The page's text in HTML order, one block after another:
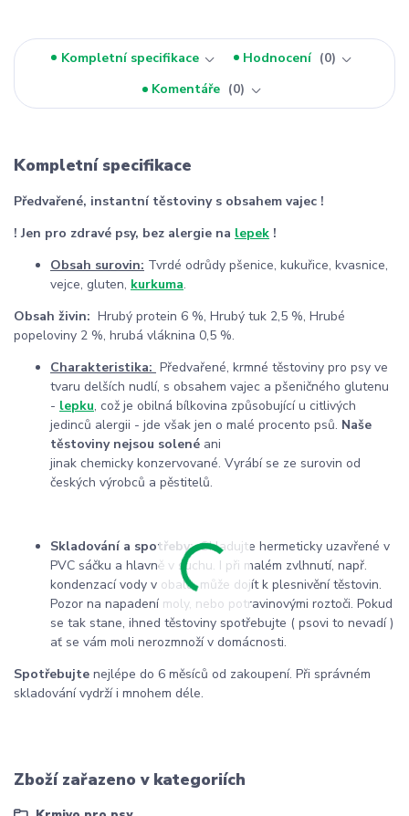
Kompletní specifikace Hodnocení
0
Komentáře
0
Kompletní specifikace
Předvařené, instantní těstoviny s obsahem vajec !
! Jen pro zdravé psy, bez alergie na lepek !
Obsah surovin: Tvrdé odrůdy pšenice, kukuřice, kvasnice,
vejce, gluten, kurkuma.
Obsah živin: Hrubý protein 6 %, Hrubý tuk 2,5 %, Hrubé
popeloviny 2 %, hrubá vláknina 0,5 %.
Charakteristika: Předvařené, krmné těstoviny pro psy ve
tvaru delších nudlí, s obsahem vajec a pšeničného glutenu
- lepku, což je obilná bílkovina způsobující u citlivých
jedinců alergii - jde však jen o malé procento psů. Naše
těstoviny nejsou solené ani
jinak chemicky konzervované. Vyrábí se ze surovin od
českých výrobců a pěstitelů.
Skladování a spotřeby:Skladujte hermeticky uzavřené v
PVC sáčku a hlavně v suchu. I při malém zvlhnutí, např.
kondenzací vody v obalu, může dojít k plesnivění těstovin.
Pozor na napadení moly, nebo potravinovými roztoči. Pokud
se tak stane, ihned těstoviny spotřebujte ( psovi to nevadí )
ať se vám moli nerozmnoží v domácnosti.
Spotřebujte nejlépe do 6 měsíců od zakoupení. Při správném
skladování vydrží i mnohem déle.
Zboží zařazeno v kategoriích